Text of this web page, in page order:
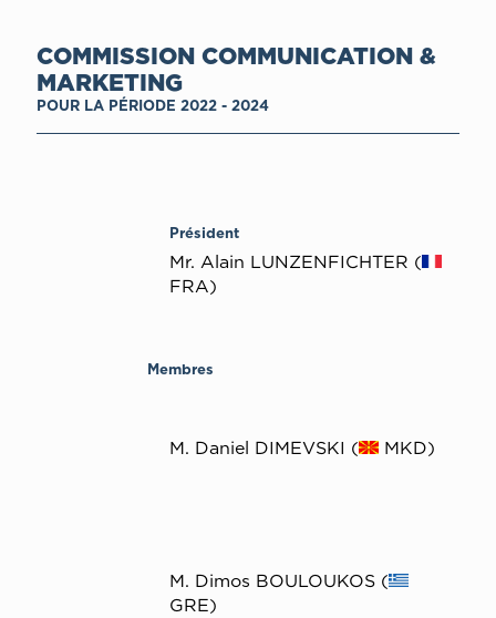
COMMISSION COMMUNICATION &
MARKETING
POUR LA PÉRIODE 2022 - 2024
Président
Mr. Alain LUNZENFICHTER (
FRA)
Membres
M. Daniel DIMEVSKI ( MKD)
M. Dimos BOULOUKOS (
GRE)